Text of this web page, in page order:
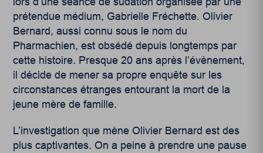
prétendue médium, Gabrielle Fréchette. Olivier
Bernard, aussi connu sous le nom du
Pharmachien, est obsédé depuis longtemps par
cette histoire. Presque 20 ans après l’évènement,
il décide de mener sa propre enquête sur les
circonstances étranges entourant la mort de la
jeune mère de famille.
L’investigation que mène Olivier Bernard est des
plus captivantes. On a peine à prendre une pause